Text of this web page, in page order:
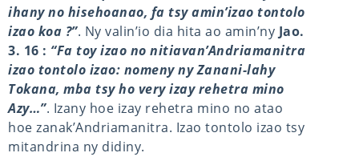
ihany no hisehoanao, fa tsy amin’izao tontolo
izao koa ?”. Ny valin’io dia hita ao amin’ny Jao.
3. 16 : “Fa toy izao no nitiavan’Andriamanitra
izao tontolo izao: nomeny ny Zanani-lahy
Tokana, mba tsy ho very izay rehetra mino
Azy…”. Izany hoe izay rehetra mino no atao
hoe zanak’Andriamanitra. Izao tontolo izao tsy
mitandrina ny didiny.